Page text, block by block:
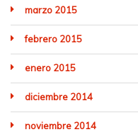
marzo 2015
febrero 2015
enero 2015
diciembre 2014
noviembre 2014